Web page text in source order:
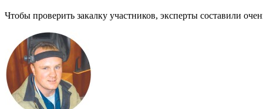
Чтобы проверить закалку участников, эксперты составили